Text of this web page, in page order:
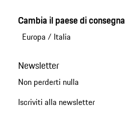
Cambia il paese di consegna
Europa / Italia
Newsletter
Non perderti nulla
Iscriviti alla newsletter